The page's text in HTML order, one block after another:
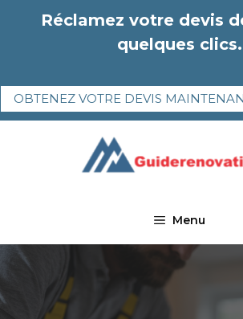
Réclamez votre devis
quelques clics.
OBTENEZ VOTRE DEVIS
Menu